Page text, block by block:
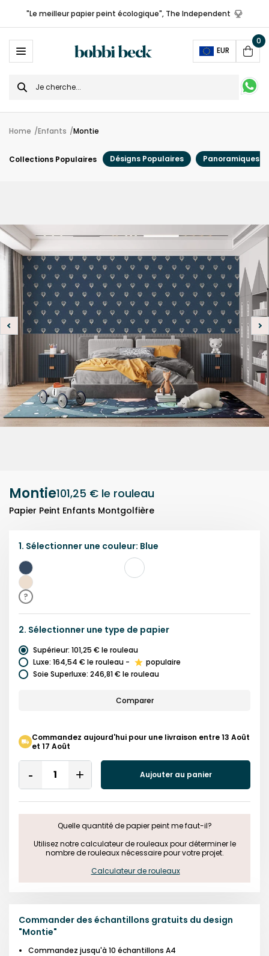
"Le meilleur papier peint écologique", The Independent
EUR
Cart
0
Search
for
Home Enfants Montie
Collections Populaires Désigns Populaires Panoramiques
Montie101,25 € le rouleau
Papier Peint Enfants Montgolfière
1. Sélectionner une couleur: Blue
Bleu
Beige
?
2. Sélectionner une type de papier
Supérieur: 101,25 € le rouleau
Luxe: 164,54 € le rouleau -
populaire
Soie Superluxe: 246,81 € le rouleau
Comparer
Commandez aujourd'hui pour une livraison entre 13 Août
et 17 Août
Quantity
Remove
One
Add
One
Aujouter au panier
Quelle quantité de papier peint me faut-il?
Utilisez notre calculateur de rouleaux pour déterminer le
nombre de rouleaux nécessaire pour votre projet.
Calculateur de rouleaux
Commander des échantillons gratuits du design
"Montie"
Commandez jusqu'à 10 échantillons A4